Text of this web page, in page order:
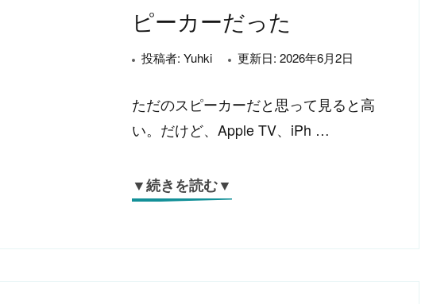
ピーカーだった
投稿者: Yuhki 更新日: 2026年6月2日
ただのスピーカーだと思って見ると高
い。だけど、Apple TV、iPh …
▼続きを読む▼